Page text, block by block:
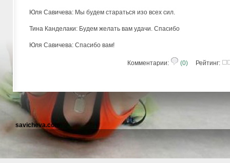
Юля Савичева: Мы будем стараться изо всех сил.
Тина Канделаки: Будем желать вам удачи. Спасибо
Юля Савичева: Спасибо вам!
Комментарии: (0) Рейтинг:
savicheva.com